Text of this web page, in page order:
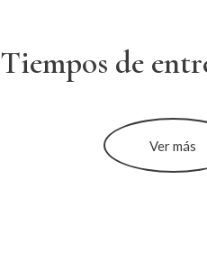
Tiempos de
Ver más